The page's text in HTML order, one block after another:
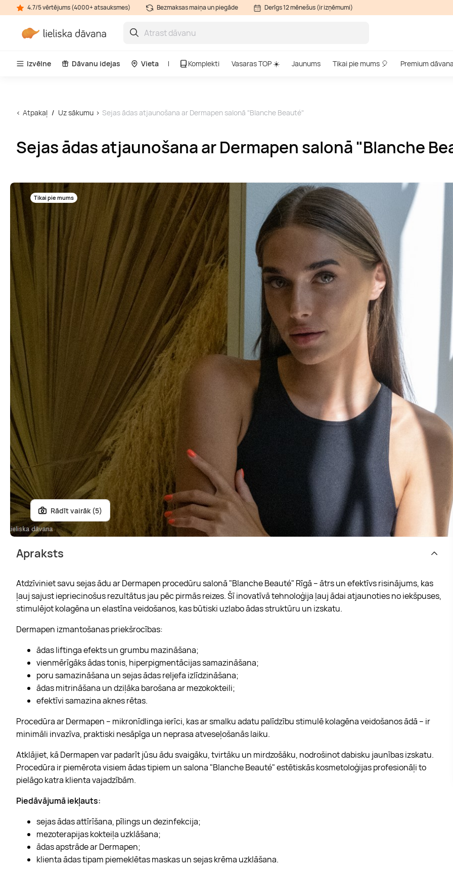
4.7/5 vērtējums (4000+ atsauksmes) Bezmaksas maiņa un piegāde Derīgs 12 mēnešus (ir izņēmumi)
Izvēlne Dāvanu idejas Vieta Komplekti Vasaras TOP ☀️ Jaunums Tikai pie mums 🎈 Premium
Atpakaļ Uz sākumu Sejas ādas atjaunošana ar Dermapen salonā "Blanche Beauté"
Sejas ādas atjaunošana ar Dermapen salonā "Blanche
Tikai pie mums
Rādīt vairāk (5)
Apraksts
Atdzīviniet savu sejas ādu ar Dermapen procedūru salonā "Blanche Beauté" Rīgā – ātrs un efektīvs risinājums, kas
ļauj sajust iepriecinošus rezultātus jau pēc pirmās reizes. Šī inovatīvā tehnoloģija ļauj ādai atjaunoties no iekšpuses,
stimulējot kolagēna un elastīna veidošanos, kas būtiski uzlabo ādas struktūru un izskatu.
Dermapen izmantošanas priekšrocības:
ādas liftinga efekts un grumbu mazināšana;
vienmērīgāks ādas tonis, hiperpigmentācijas samazināšana;
poru samazināšana un sejas ādas reljefa izlīdzināšana;
ādas mitrināšana un dziļāka barošana ar mezokokteili;
efektīvi samazina aknes rētas.
Procedūra ar Dermapen – mikronīdlinga ierīci, kas ar smalku adatu palīdzību stimulē kolagēna veidošanos ādā – ir
minimāli invazīva, praktiski nesāpīga un neprasa atveseļošanās laiku.
Atklājiet, kā Dermapen var padarīt jūsu ādu svaigāku, tvirtāku un mirdzošāku, nodrošinot dabisku jaunības izskatu.
Procedūra ir piemērota visiem ādas tipiem un salona "Blanche Beauté" estētiskās kosmetoloģijas profesionāļi to
pielāgo katra klienta vajadzībām.
Piedāvājumā iekļauts:
sejas ādas attīrīšana, pīlings un dezinfekcija;
mezoterapijas kokteiļa uzklāšana;
ādas apstrāde ar Dermapen;
klienta ādas tipam piemeklētas maskas un sejas krēma uzklāšana.